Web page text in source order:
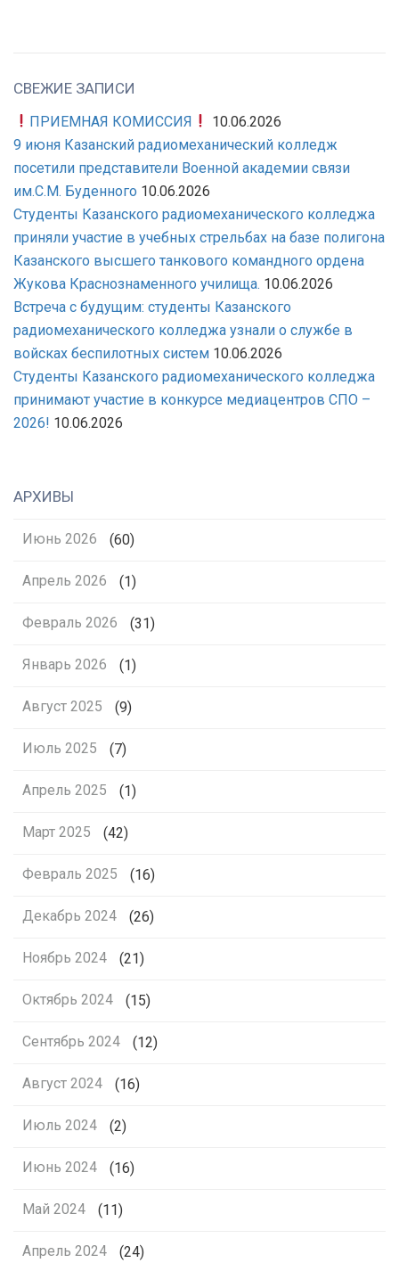
СВЕЖИЕ ЗАПИСИ
ПРИЕМНАЯ КОМИССИЯ
10.06.2026
9 июня Казанский радиомеханический колледж
посетили представители Военной академии связи
им.С.М. Буденного 10.06.2026
Студенты Казанского радиомеханического колледжа
приняли участие в учебных стрельбах на базе полигона
Казанского высшего танкового командного ордена
Жукова Краснознаменного училища. 10.06.2026
Встреча с будущим: студенты Казанского
радиомеханического колледжа узнали о службе в
войсках беспилотных систем 10.06.2026
Студенты Казанского радиомеханического колледжа
принимают участие в конкурсе медиацентров СПО –
2026! 10.06.2026
АРХИВЫ
Июнь 2026 (60)
Апрель 2026 (1)
Февраль 2026 (31)
Январь 2026 (1)
Август 2025 (9)
Июль 2025 (7)
Апрель 2025 (1)
Март 2025 (42)
Февраль 2025 (16)
Декабрь 2024 (26)
Ноябрь 2024 (21)
Октябрь 2024 (15)
Сентябрь 2024 (12)
Август 2024 (16)
Июль 2024 (2)
Июнь 2024 (16)
Май 2024 (11)
Апрель 2024 (24)